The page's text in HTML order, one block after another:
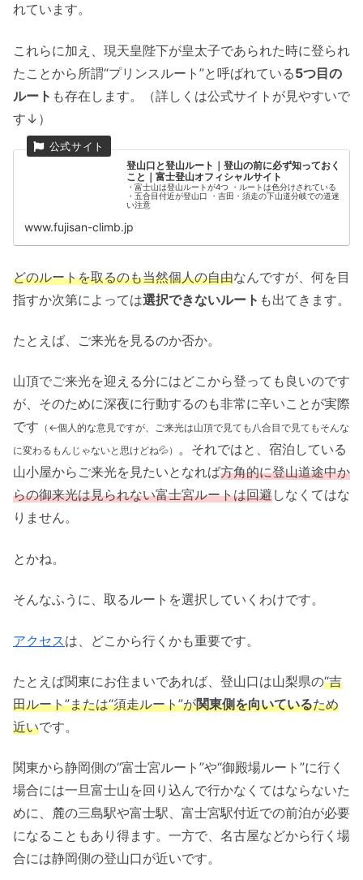
れています。
これらに加え、現天皇陛下が皇太子であられた時に登られ
たことから所謂“プリンスルート”と呼ばれている5つ目の
ルート も存在します。（詳しくは公式サイトが見やすいで
す↓）
登山口と登山ルート｜登山の前に必ず知っておく
こと｜富士登山オフィシャルサイト
・富士山は登山ルートが4つ ・ルートは色分けされている
・五合目付近が登山口 ・吉田・須走の下山道分岐での道迷
い注意
www.fujisan-climb.jp
どのルートを取るのも当然個人の自由なんですが、何を目
指すか次第によっては選択できないルート も出てきます。
たとえば、ご来光を見るのか否か。
山頂でご来光を迎える分にはどこから登っても良いのです
が、そのために深夜に行動するのも非常に辛いことが実際
です （←個人的な意見ですが、ご来光は山頂で見ても八合目で見てもそんな
に変わるもんじゃないと思けどね💦） 。それではと、宿泊している
山小屋からご来光を見たいとなれば方角的に登山道途中か
らの御来光は見られない富士宮ルートは回避しなくてはな
りません。
とかね。
そんなふうに、取るルートを選択していくわけです。
アクセスは、どこから行くかも重要です。
たとえば関東にお住まいであれば、登山口は山梨県の“吉
田ルート”または“須走ルート”が関東側を向いているため
近いです。
関東から静岡側の“富士宮ルート”や“御殿場ルート”に行く
場合には一旦富士山を回り込んで行かなくてはならないた
めに、麓の三島駅や富士駅、富士宮駅付近での前泊が必要
になることもあり得ます。一方で、名古屋などから行く場
合には静岡側の登山口が近いです。